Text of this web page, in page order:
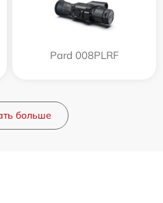
Pard 008PLRF
больше